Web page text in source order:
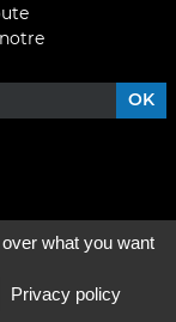
:epartenaire
what you want
Privacy policy